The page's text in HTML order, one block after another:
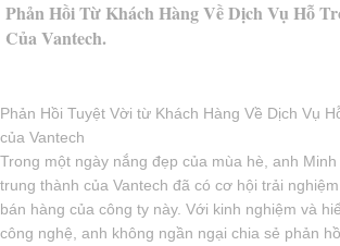
Phản Hồi Từ Khách Hàng Về Dịch Vụ Hỗ
Của Vantech.
Phản Hồi Tuyệt Vời từ Khách Hàng Về Dịch Vụ
của Vantech
Trong một ngày nắng đẹp của mùa hè, anh
trung thành của Vantech đã có cơ hội trải
bán hàng của công ty này. Với kinh nghiệm và
công nghệ, anh không ngần ngại chia sẻ phản